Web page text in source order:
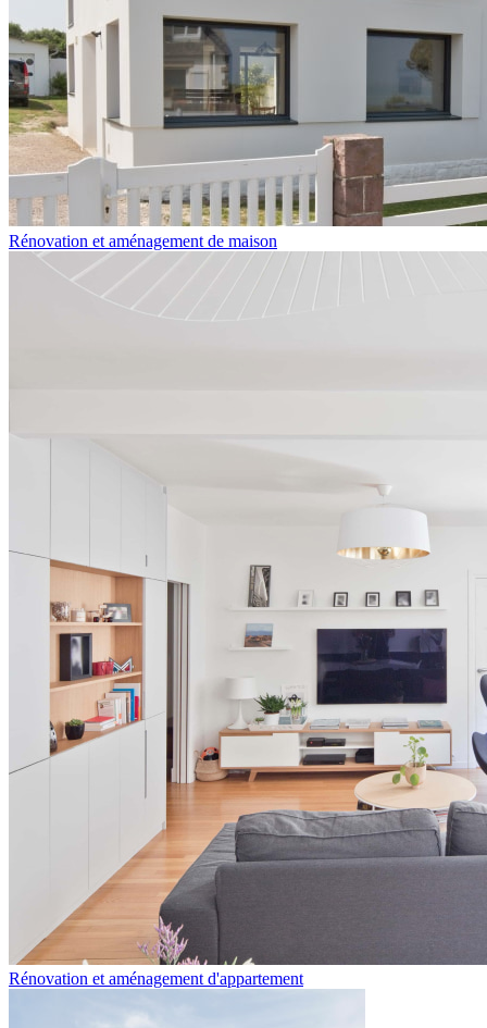
Rénovation et aménagement de maison
Rénovation et aménagement d'appartement